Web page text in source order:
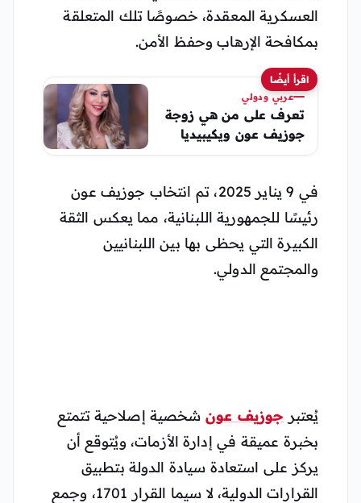
العسكرية المعقدة، خصوصًا تلك المتعلقة
بمكافحة الإرهاب وحفظ الأمن.
اقرأ أيضًا
عربي ودولي
تعرف على من هي زوجة
جوزيف عون ويكيبيديا
في 9 يناير 2025، تم انتخاب جوزيف عون
رئيسًا للجمهورية اللبنانية، مما يعكس الثقة
الكبيرة التي يحظى بها بين اللبنانيين
والمجتمع الدولي.
يُعتبر جوزيف عون شخصية إصلاحية تتمتع
بخبرة عميقة في إدارة الأزمات، ويُتوقع أن
يركز على استعادة سيادة الدولة بتطبيق
القرارات الدولية، لا سيما القرار 1701، وجمع